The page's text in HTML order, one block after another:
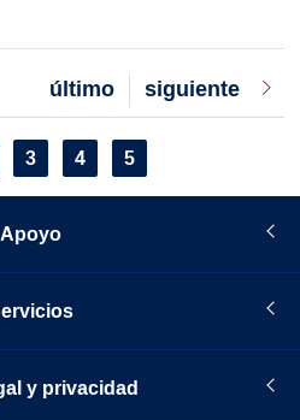
Next
page
siguiente
Last
page
último
Page
3 Page
4 Page
5
Apoyo
y privacidad